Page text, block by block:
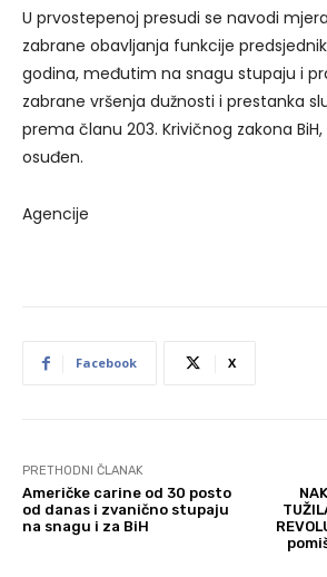
U prvostepenoj presudi se navodi
zabrane obavljanja funkcije
godina, međutim na snagu stupaju i
zabrane vršenja dužnosti i prestanka
prema članu 203. Krivičnog zakona
osuđen.
Agencije
Facebook X
PRETHODNI ČLANAK
Američke carine od 30 posto
od danas i zvanično stupaju
na snagu i za BiH